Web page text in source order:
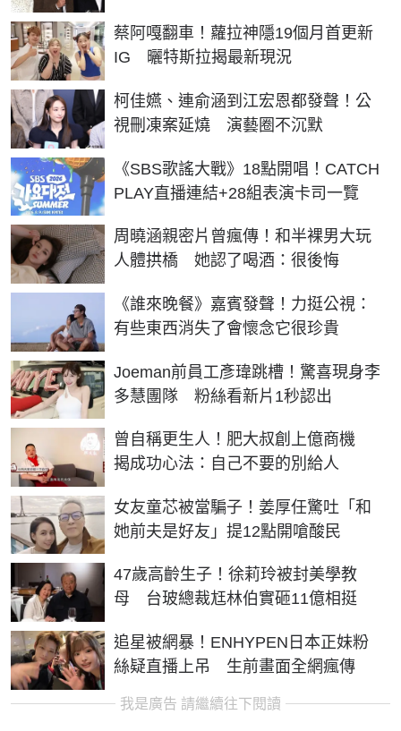
蔡阿嘎翻車！蘿拉神隱19個月首更新
IG 曬特斯拉揭最新現況
柯佳嬿、連俞涵到江宏恩都發聲！公
視刪凍案延燒 演藝圈不沉默
《SBS歌謠大戰》18點開唱！CATCH
PLAY直播連結+28組表演卡司一覽
周曉涵親密片曾瘋傳！和半裸男大玩
人體拱橋 她認了喝酒：很後悔
《誰來晚餐》嘉賓發聲！力挺公視：
有些東西消失了會懷念它很珍貴
Joeman前員工彥瑋跳槽！驚喜現身李
多慧團隊 粉絲看新片1秒認出
曾自稱更生人！肥大叔創上億商機
揭成功心法：自己不要的別給人
女友童芯被當騙子！姜厚任驚吐「和
她前夫是好友」提12點開嗆酸民
47歲高齡生子！徐莉玲被封美學教
母 台玻總裁尪林伯實砸11億相挺
追星被網暴！ENHYPEN日本正妹粉
絲疑直播上吊 生前畫面全網瘋傳
我是廣告 請繼續往下閱讀